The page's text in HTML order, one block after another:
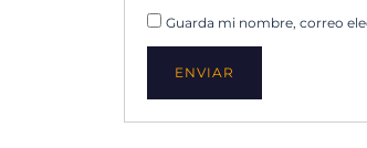
Guarda mi nombre, correo